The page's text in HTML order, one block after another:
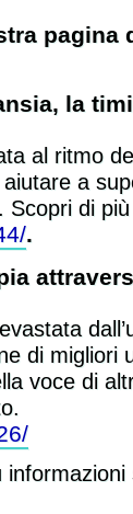
pagina
la
al ritmo
a
di più
.
di migliori
voce di